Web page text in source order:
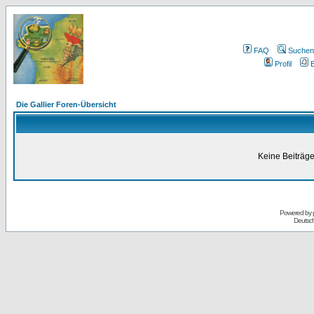
FAQ
Suchen
Profil
Die Gallier Foren-Übersicht
Keine
Powered by